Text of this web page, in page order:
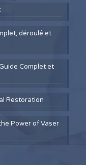
déroulé et
Complet et
Restoration
Power of Vaser